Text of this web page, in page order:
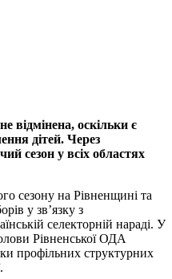
відмінена, оскільки є
дітей. Через
сезон у всіх областях
сезону на Рівненщині та
у зв’язку з
селекторній нараді. У
Рівненської ОДА
профільних структурних